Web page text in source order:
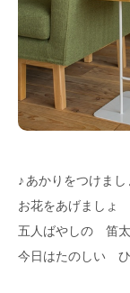
フラッグシップ
熊本店
♪ あかりをつけま
お花をあげましょ
五人ばやしの 笛
今日はたのしい ひ